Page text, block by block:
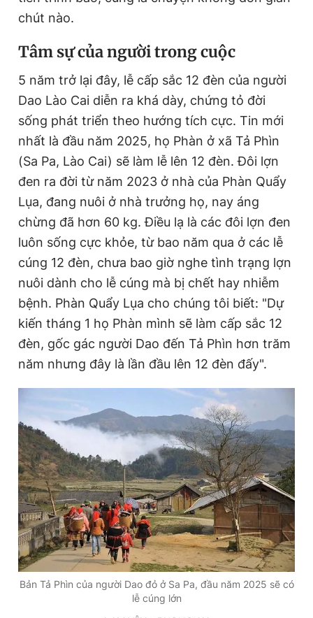
chút nào.
Tâm sự của người trong cuộc
5 năm trở lại đây, lễ cấp sắc 12 đèn của người
Dao Lào Cai diễn ra khá dày, chứng tỏ đời
sống phát triển theo hướng tích cực. Tin mới
nhất là đầu năm 2025, họ Phàn ở xã Tả Phìn
(Sa Pa, Lào Cai) sẽ làm lễ lên 12 đèn. Đôi lợn
đen ra đời từ năm 2023 ở nhà của Phàn Quẩy
Lụa, đang nuôi ở nhà trưởng họ, nay áng
chừng đã hơn 60 kg. Điều lạ là các đôi lợn đen
luôn sống cực khỏe, từ bao năm qua ở các lễ
cúng 12 đèn, chưa bao giờ nghe tình trạng lợn
nuôi dành cho lễ cúng mà bị chết hay nhiễm
bệnh. Phàn Quẩy Lụa cho chúng tôi biết: "Dự
kiến tháng 1 họ Phàn mình sẽ làm cấp sắc 12
đèn, gốc gác người Dao đến Tả Phìn hơn trăm
năm nhưng đây là lần đầu lên 12 đèn đấy".
Bản Tả Phìn của người Dao đỏ ở Sa Pa, đầu năm 2025 sẽ có
lễ cúng lớn